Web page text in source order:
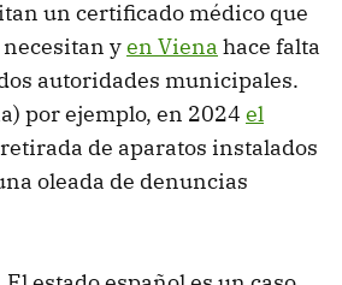
un certificado médico que
yen Viena hace falta
autoridades municipales.
por ejemplo, en 2024 el
de aparatos instalados
oleada de denuncias